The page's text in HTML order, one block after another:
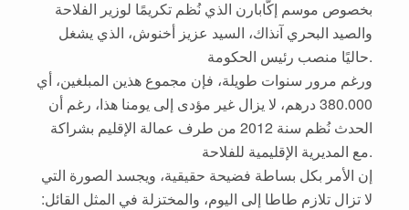
بخصوص موسم إكّابارن الذي نُظم تكريمًا لوزير الفلاحة
والصيد البحري آنذاك، السيد عزيز أخنوش، الذي يشغل
حاليًا منصب رئيس الحكومة.
ورغم مرور سنوات طويلة، فإن مجموع هذين المبلغين، أي
380.000 درهم، لا يزال غير مؤدى إلى يومنا هذا، رغم أن
الحدث نُظم سنة 2012 من طرف عمالة الإقليم بشراكة
مع المديرية الإقليمية للفلاحة.
إن الأمر بكل بساطة فضيحة حقيقية، ويجسد الصورة التي
لا تزال تلازم طاطا إلى اليوم، والمختزلة في المثل القائل: